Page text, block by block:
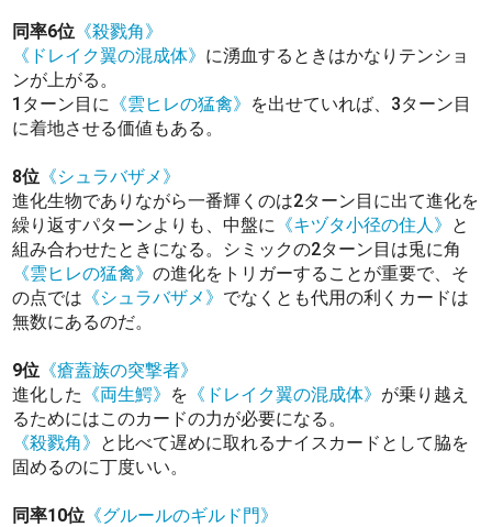
同率6位 《殺戮角》
《ドレイク翼の混成体》 に湧血するときはかなりテンショ
ンが上がる。
1ターン目に 《雲ヒレの猛禽》 を出せていれば、3ターン目
に着地させる価値もある。
8位 《シュラバザメ》
進化生物でありながら一番輝くのは2ターン目に出て進化を
繰り返すパターンよりも、中盤に 《キヅタ小径の住人》 と
組み合わせたときになる。シミックの2ターン目は兎に角
《雲ヒレの猛禽》の進化をトリガーすることが重要で、そ
の点では 《シュラバザメ》 でなくとも代用の利くカードは
無数にあるのだ。
9位 《瘡蓋族の突撃者》
進化した 《両生鰐》 を 《ドレイク翼の混成体》 が乗り越え
るためにはこのカードの力が必要になる。
《殺戮角》 と比べて遅めに取れるナイスカードとして脇を
固めるのに丁度いい。
同率10位 《グルールのギルド門》